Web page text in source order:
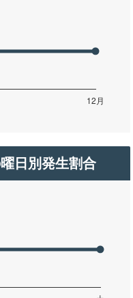
日別発生割合